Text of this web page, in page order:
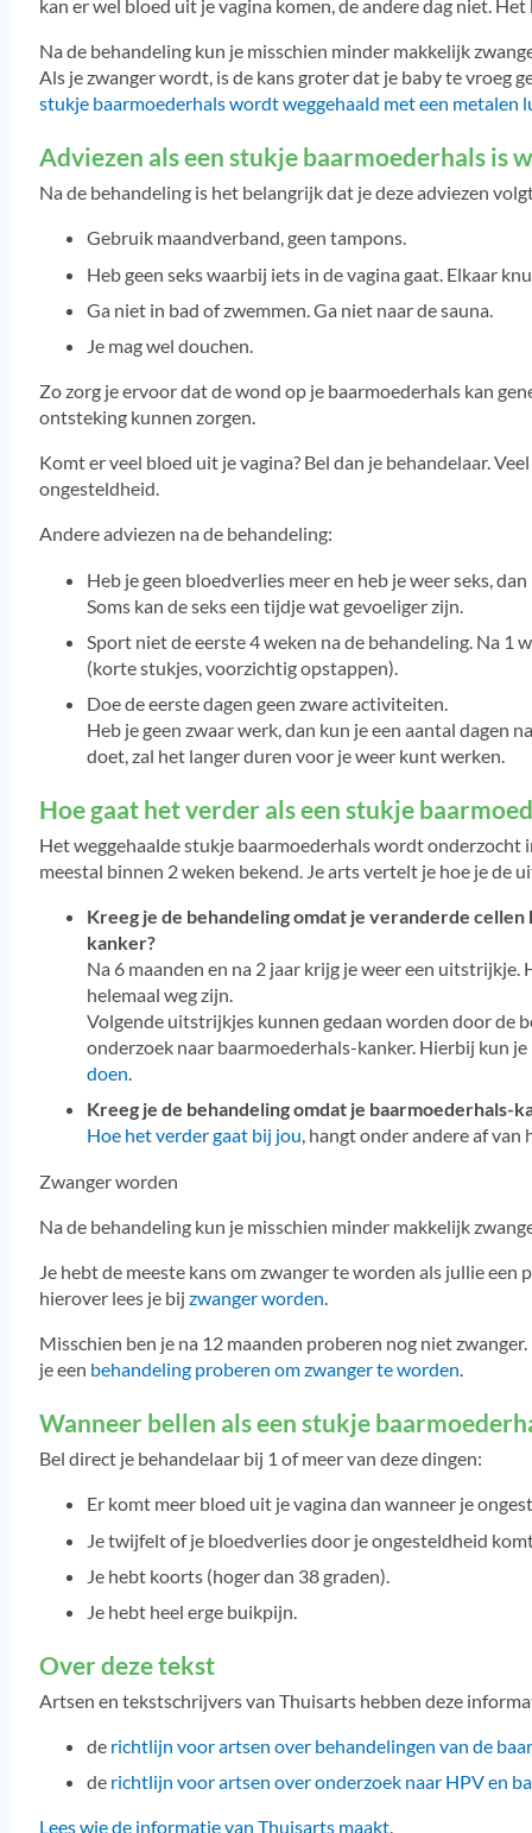
kan er wel bloed uit je vagina komen, de andere dag niet.
Na de behandeling kun je misschien minder makkelijk
Als je zwanger wordt, is de kans groter dat je baby te vroeg
stukje baarmoederhals wordt weggehaald met een metalen
Adviezen als een stukje baarmoederhals is
Na de behandeling is het belangrijk dat je deze adviezen
Gebruik maandverband, geen tampons.
Heb geen seks waarbij iets in de vagina gaat. Elkaar
Ga niet in bad of zwemmen. Ga niet naar de sauna.
Je mag wel douchen.
Zo zorg je ervoor dat de wond op je baarmoederhals kan
ontsteking kunnen zorgen.
Komt er veel bloed uit je vagina? Bel dan je behandelaar.
ongesteldheid.
Andere adviezen na de behandeling:
Heb je geen bloedverlies meer en heb je weer seks,
Soms kan de seks een tijdje wat gevoeliger zijn.
Sport niet de eerste 4 weken na de behandeling. Na 1
(korte stukjes, voorzichtig opstappen).
Doe de eerste dagen geen zware activiteiten.
Heb je geen zwaar werk, dan kun je een aantal dagen
doet, zal het langer duren voor je weer kunt werken.
Hoe gaat het verder als een stukje
Het weggehaalde stukje baarmoederhals wordt
meestal binnen 2 weken bekend. Je arts vertelt je hoe je de
Kreeg je de behandeling omdat je veranderde
kanker?
Na 6 maanden en na 2 jaar krijg je weer een
helemaal weg zijn.
Volgende uitstrijkjes kunnen gedaan worden door de
onderzoek naar baarmoederhals-kanker. Hierbij kun
doen.
Kreeg je de behandeling omdat je baarmoederhals-
Hoe het verder gaat bij jou, hangt onder andere af van
Zwanger worden
Na de behandeling kun je misschien minder makkelijk
Je hebt de meeste kans om zwanger te worden als jullie
hierover lees je bij zwanger worden.
Misschien ben je na 12 maanden proberen nog niet
je een behandeling proberen om zwanger te worden.
Wanneer bellen als een stukje
Bel direct je behandelaar bij 1 of meer van deze dingen:
Er komt meer bloed uit je vagina dan wanneer je
Je twijfelt of je bloedverlies door je ongesteldheid
Je hebt koorts (hoger dan 38 graden).
Je hebt heel erge buikpijn.
Over deze tekst
Artsen en tekstschrijvers van Thuisarts hebben deze
de richtlijn voor artsen over behandelingen van de
de richtlijn voor artsen over onderzoek naar HPV en
Lees wie de informatie van Thuisarts maakt.